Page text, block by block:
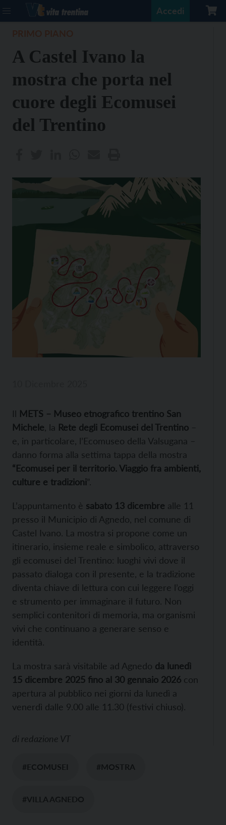
Accedi
A Castel Ivano la
mostra che porta nel
cuore degli Ecomusei
del Trentino
Il METS – Museo etnografico trentino San
Michele , la Rete degli Ecomusei del Trentino –
e, in particolare, l’Ecomuseo della Valsugana –
danno forma alla settima tappa della mostra
“Ecomusei per il territorio. Viaggio fra ambienti,
culture e tradizioni”.
L’appuntamento è sabato 13 dicembre alle 11
presso il Municipio di Agnedo, nel comune di
Castel Ivano. La mostra si propone come un
itinerario, insieme reale e simbolico, attraverso
gli ecomusei del Trentino: luoghi vivi dove il
passato dialoga con il presente, e la tradizione
diventa chiave di lettura con cui leggere l’oggi
e strumento per immaginare il futuro. Non
semplici contenitori di memoria, ma organismi
vivi che continuano a generare senso e
identità.
La mostra sarà visitabile ad Agnedo da lunedì
15 dicembre 2025 fino al 30 gennaio 2026 con
apertura al pubblico nei giorni da lunedì a
venerdì dalle 9.00 alle 11.30 (festivi chiuso).
di redazione VT
#ECOMUSEI #MOSTRA
#VILLA AGNEDO